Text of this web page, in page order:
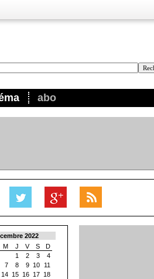
abo
2022
M J V S
D
1
2 3
4
7 8 9 10
11
14 15 16 17 18